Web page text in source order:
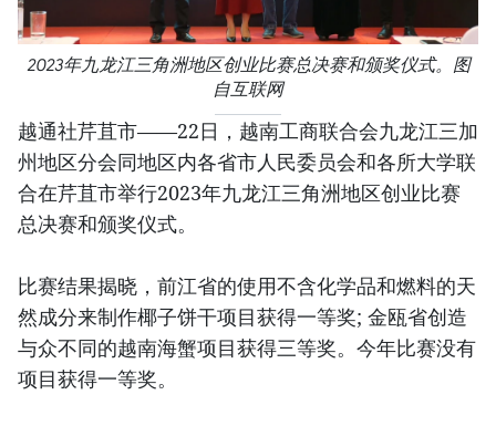
2023年九龙江三角洲地区创业比赛总决赛和颁奖仪式。图
自互联网
越通社芹苴市——22日，越南工商联合会九龙江三加
州地区分会同地区内各省市人民委员会和各所大学联
合在芹苴市举行2023年九龙江三角洲地区创业比赛
总决赛和颁奖仪式。
比赛结果揭晓，前江省的使用不含化学品和燃料的天
然成分来制作椰子饼干项目获得一等奖; 金瓯省创造
与众不同的越南海蟹项目获得三等奖。今年比赛没有
项目获得一等奖。